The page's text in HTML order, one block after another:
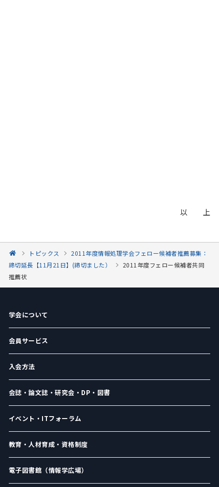
以 上
トピックス
2011年度情報処理学会フェロー候補者推薦募集：
締切延長【11月21日】(締切ました）
2011年度フェロー候補者共同
推薦状
学会について
会員サービス
入会方法
会誌・論文誌・研究会・DP・図書
イベント・ITフォーラム
教育・人材育成・資格制度
電子図書館（情報学広場）